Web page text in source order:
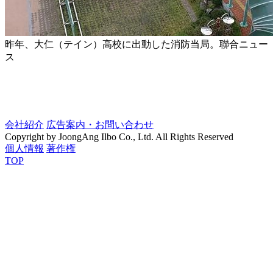
昨年、大仁（テイン）高校に出動した消防当局。聯合ニュー
ス
会社紹介 広告案内・お問い合わせ
Copyright by JoongAng Ilbo Co., Ltd. All Rights Reserved
個人情報 著作権
TOP